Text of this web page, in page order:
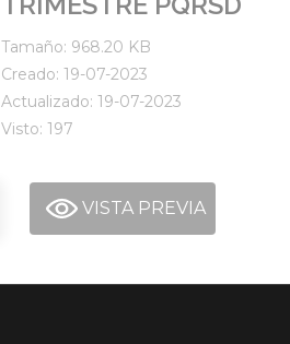
Tamaño: 968.20 KB
Creado: 19-07-2023
Actualizado: 19-07-2023
Visto: 197
VISTA PREVIA